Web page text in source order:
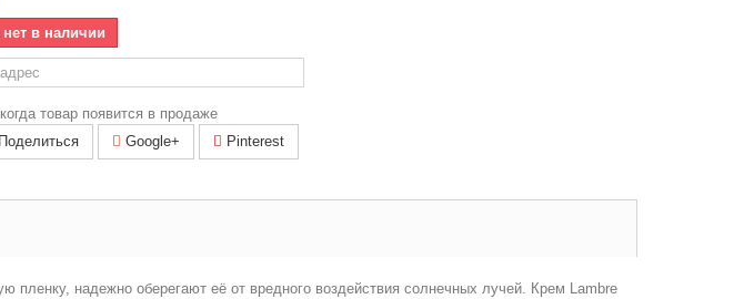
нет в наличии
товар появится в продаже
Поделиться Google+ Pinterest
надежно оберегают её от вредного воздействия солнечных лучей. Крем Lambre